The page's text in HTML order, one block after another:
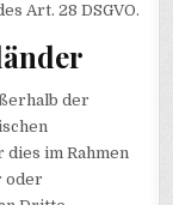
Art. 28 DSGVO.
der
im Rahmen
oder